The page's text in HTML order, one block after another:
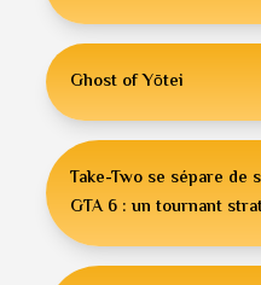
Ghost of Yōtei
Take-Two se sépare de
GTA 6 : un tournant